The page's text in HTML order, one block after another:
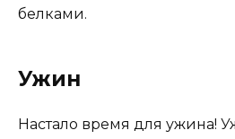
белками.
Ужин
Настало время для ужина!